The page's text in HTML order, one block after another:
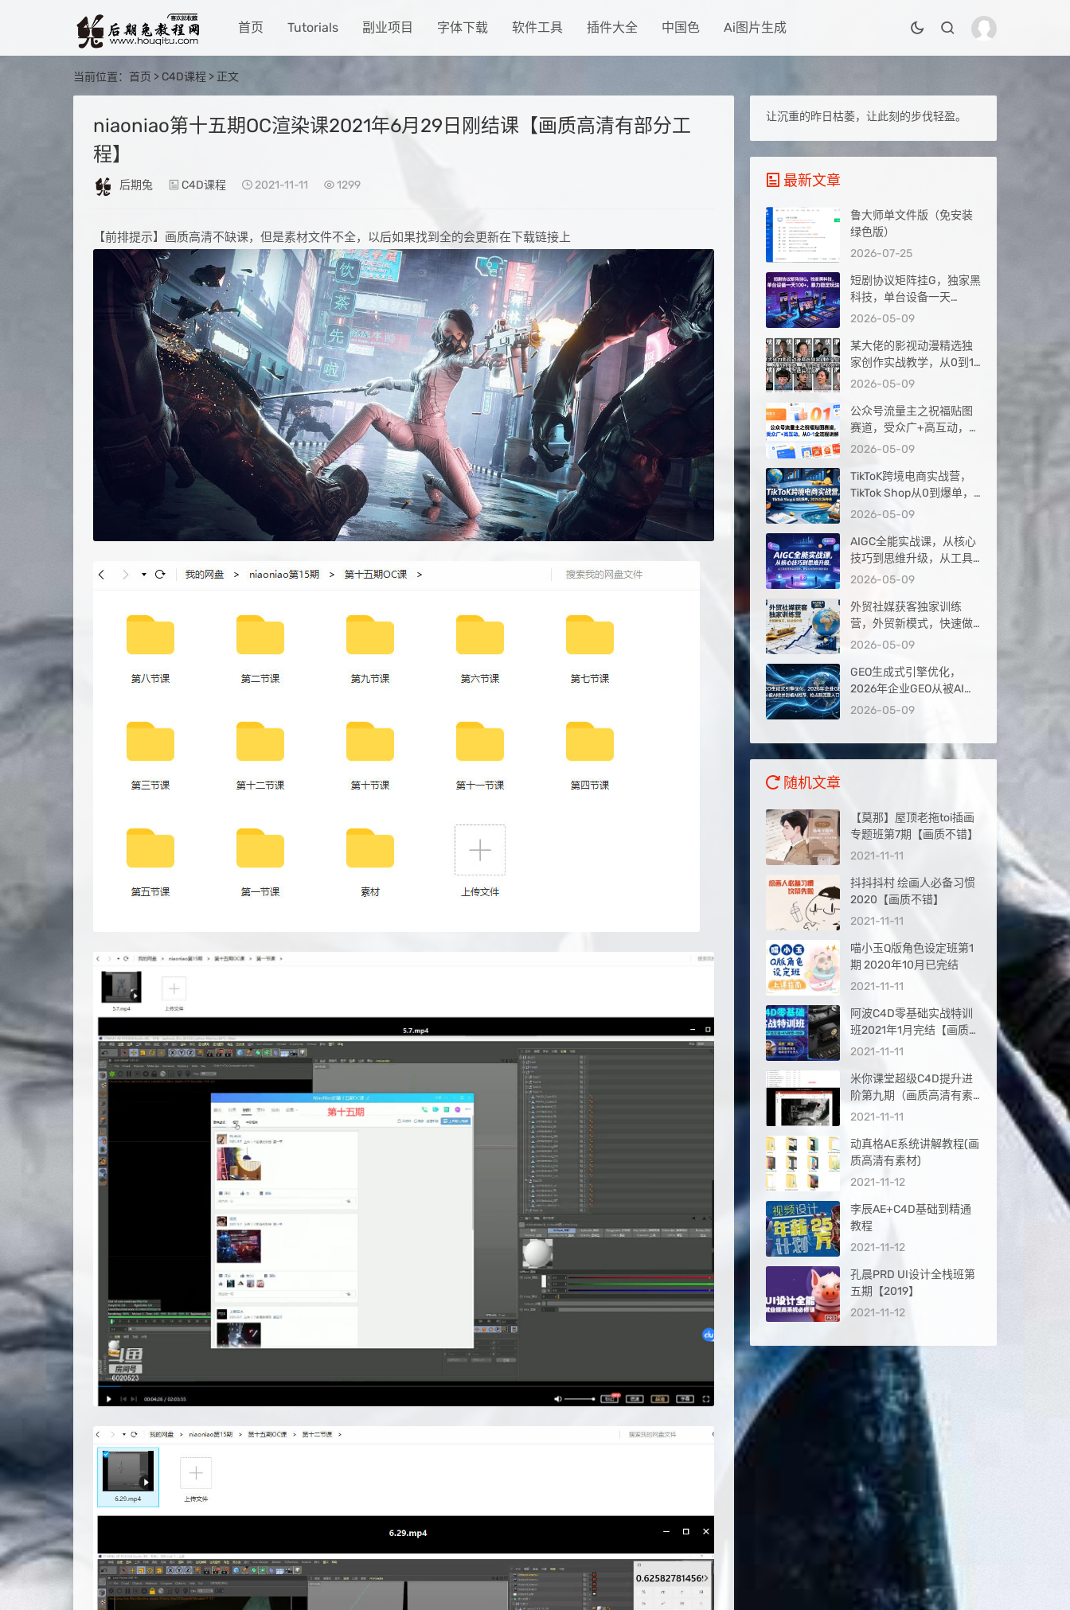
首页 Tutorials 副业项目 字体下载 软件工具 插件大全 中国色 Ai图片生成
当前位置： 首页 > C4D课程 > 正文
niaoniao第十五期OC渲染课2021年6月29日刚结课【画质高清有部分工
程】
后期兔 C4D课程 2021-11-11 1299
【前排提示】画质高清不缺课，但是素材文件不全，以后如果找到全的会更新在下载链接上
让沉重的昨日枯萎，让此刻的步伐轻盈。
最新文章
鲁大师单文件版（免安装
绿色版）
2026-07-25
短剧协议矩阵挂G，独家黑
科技，单台设备一天
100+，暴力稳定玩法【揭
2026-05-09
某大佬的影视动漫精选独
家创作实战教学，从0到1
落地，新手也能轻松签约
2026-05-09
公众号流量主之祝福贴图
赛道，受众广+高互动，从
0-1全流程讲解
2026-05-09
TikToK跨境电商实战营，
TikTok Shop从0到爆单，
2026出海夺金
2026-05-09
AIGC全能实战课，从核心
技巧到思维升级，从工具
应用到实战落地，解锁AI
2026-05-09
外贸社媒获客独家训练
营，外贸新模式，快速做
外贸（更新26年4月）
2026-05-09
GEO生成式引擎优化，
2026年企业GEO从被AI收
录到被AI推荐，抢占新流
2026-05-09
随机文章
【莫那】屋顶老拖toi插画
专题班第7期【画质不错】
2021-11-11
抖抖抖村 绘画人必备习惯
2020【画质不错】
2021-11-11
喵小玉Q版角色设定班第1
期 2020年10月已完结
2021-11-11
阿波C4D零基础实战特训
班2021年1月完结【画质高
清有部分工程文件】
2021-11-11
米你课堂超级C4D提升进
阶第九期（画质高清有素
材2020年2月结课，另赠
2021-11-11
动真格AE系统讲解教程(画
质高清有素材)
2021-11-12
李辰AE+C4D基础到精通
教程
2021-11-12
孔晨PRD UI设计全栈班第
五期【2019】
2021-11-12